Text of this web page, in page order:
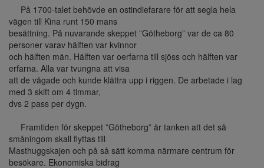
På 1700-talet behövde en ostindiefarare för att segla hela
vägen till Kina runt 150 mans
besättning. På nuvarande skeppet ”Götheborg” var de ca 80
personer varav hälften var kvinnor
och hälften män. Hälften var oerfarna till sjöss och hälften var
erfarna. Alla var tvungna att visa
att de vågade och kunde klättra upp i riggen. De arbetade i lag
med 3 skift om 4 timmar,
dvs 2 pass per dygn.
Framtiden för skeppet ”Götheborg” är tanken att det så
småningom skall flyttas till
Masthuggskajen och på så sätt komma närmare centrum för
besökare. Ekonomiska bidrag